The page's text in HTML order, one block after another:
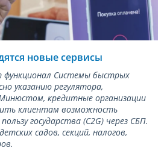
новые сервисы
функционал Системы быстрых
указанию регулятора,
кредитные организации
клиентам возможность
государства (С2G) через СБП.
садов, секций, налогов,